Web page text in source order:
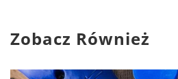
Zobacz Również